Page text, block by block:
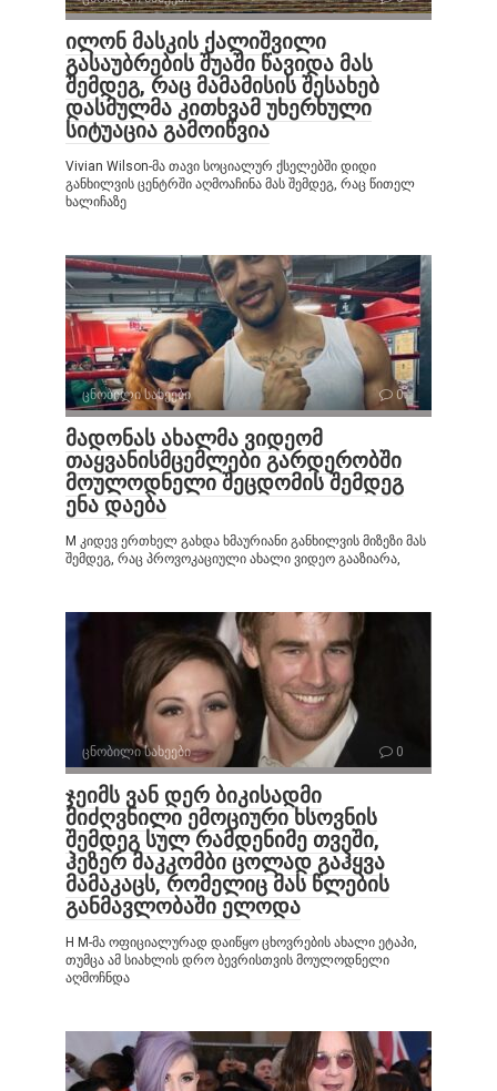
ილონ მასკის ქალიშვილი
გასაუბრების შუაში წავიდა მას
შემდეგ, რაც მამამისის შესახებ
დასმულმა კითხვამ უხერხული
სიტუაცია გამოიწვია
Vivian Wilson-მა თავი სოციალურ ქსელებში დიდი
განხილვის ცენტრში აღმოაჩინა მას შემდეგ, რაც წითელ
ხალიჩაზე
ცნობილი სახეები 0
მადონას ახალმა ვიდეომ
თაყვანისმცემლები გარდერობში
მოულოდნელი შეცდომის შემდეგ
ენა დაება
M კიდევ ერთხელ გახდა ხმაურიანი განხილვის მიზეზი მას
შემდეგ, რაც პროვოკაციული ახალი ვიდეო გააზიარა,
ცნობილი სახეები 0
ჯეიმს ვან დერ ბიკისადმი
მიძღვნილი ემოციური ხსოვნის
შემდეგ სულ რამდენიმე თვეში,
ჰეზერ მაკკომბი ცოლად გაჰყვა
მამაკაცს, რომელიც მას წლების
განმავლობაში ელოდა
H M-მა ოფიციალურად დაიწყო ცხოვრების ახალი ეტაპი,
თუმცა ამ სიახლის დრო ბევრისთვის მოულოდნელი
აღმოჩნდა